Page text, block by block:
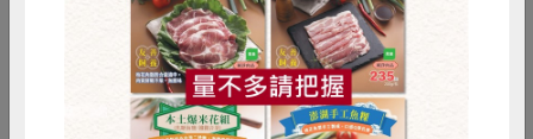
RPET 食譜 減硝酸鹽
雞蛋 食安 共同購買